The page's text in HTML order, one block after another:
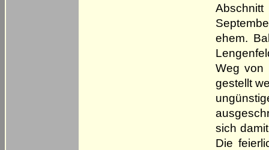
ehem.
Weg von
gestellt
sich
Die